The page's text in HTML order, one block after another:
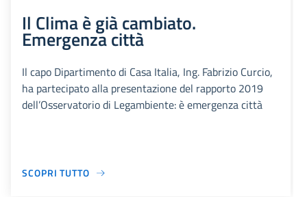
Il Clima è già cambiato.
Emergenza città
Il capo Dipartimento di Casa Italia, Ing. Fabrizio Curcio,
ha partecipato alla presentazione del rapporto 2019
dell’Osservatorio di Legambiente: è emergenza città
SCOPRI TUTTO